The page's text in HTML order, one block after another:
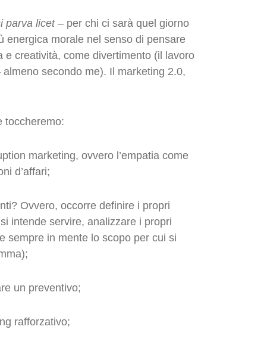
parva licet– per chi ci sarà quel giorno
energica morale nel senso di pensare
creatività, come divertimento (il lavoro
secondo me). Il marketing 2.0,
toccheremo:
marketing, ovvero l’empatia come
d’affari;
Ovvero, occorre definire i propri
intende servire, analizzare i propri
sempre in mente lo scopo per cui si
un preventivo;
rafforzativo;